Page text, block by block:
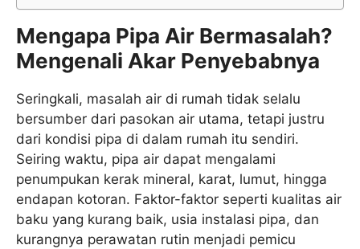
Mengapa Pipa Air Bermasalah?
Mengenali Akar Penyebabnya
Seringkali, masalah air di rumah tidak selalu
bersumber dari pasokan air utama, tetapi justru
dari kondisi pipa di dalam rumah itu sendiri.
Seiring waktu, pipa air dapat mengalami
penumpukan kerak mineral, karat, lumut, hingga
endapan kotoran. Faktor-faktor seperti kualitas air
baku yang kurang baik, usia instalasi pipa, dan
kurangnya perawatan rutin menjadi pemicu